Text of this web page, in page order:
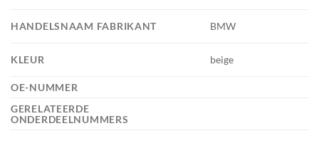
HANDELSNAAM FABRIKANT BMW
KLEUR beige
OE-NUMMER
GERELATEERDE
ONDERDEELNUMMERS